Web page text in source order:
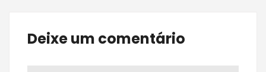
Deixe um comentário